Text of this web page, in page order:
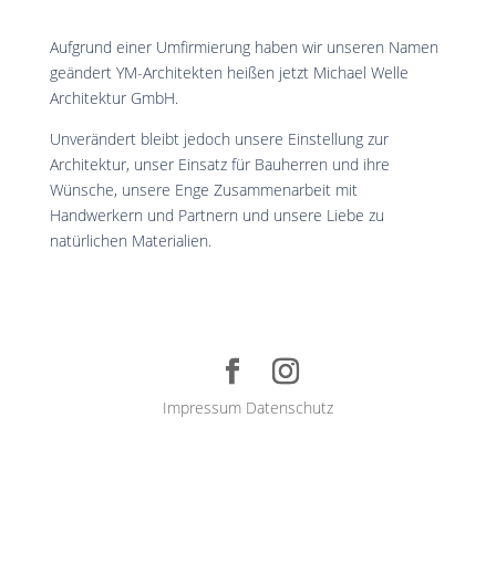
Aufgrund einer Umfirmierung haben wir unseren Namen
geändert YM-Architekten heißen jetzt Michael Welle
Architektur GmbH.
Unverändert bleibt jedoch unsere Einstellung zur
Architektur, unser Einsatz für Bauherren und ihre
Wünsche, unsere Enge Zusammenarbeit mit
Handwerkern und Partnern und unsere Liebe zu
natürlichen Materialien.
Impressum Datenschutz